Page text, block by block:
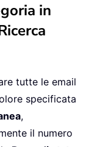
in
tutte le email
specificata
,
il numero